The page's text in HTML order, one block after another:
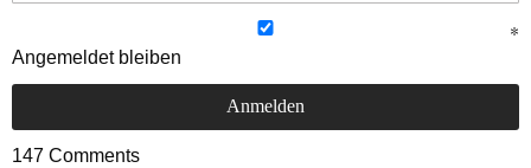
Angemeldet bleiben
147 Comments